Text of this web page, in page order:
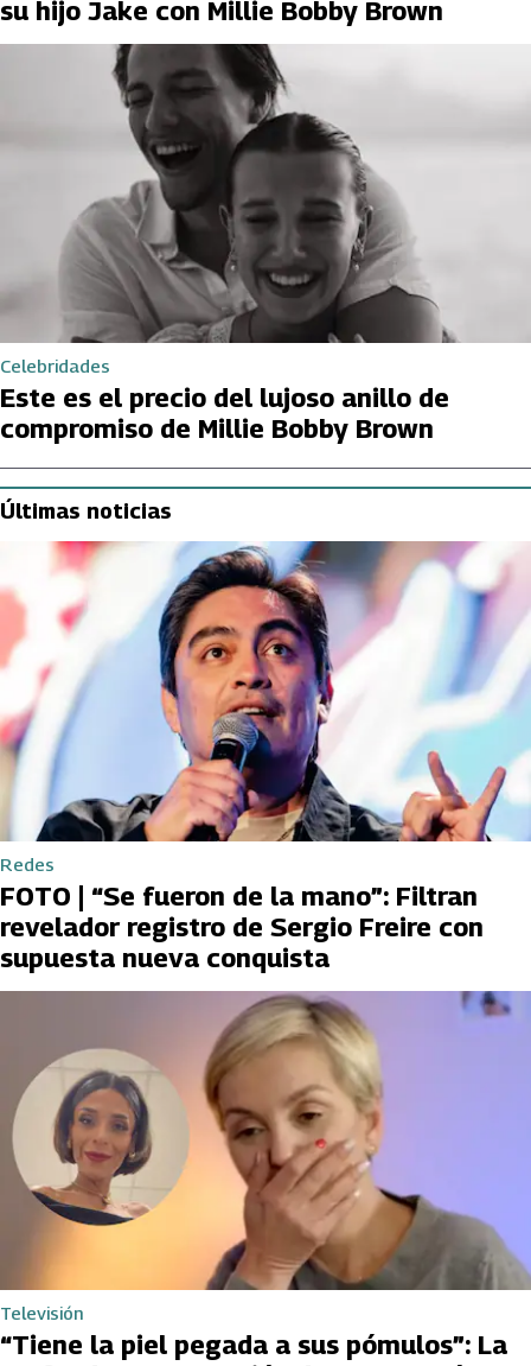
su hijo Jake con Millie Bobby Brown
Celebridades
Este es el precio del lujoso anillo de
compromiso de Millie Bobby Brown
Últimas noticias
Redes
FOTO | “Se fueron de la mano”: Filtran
revelador registro de Sergio Freire con
supuesta nueva conquista
Televisión
“Tiene la piel pegada a sus pómulos”: La